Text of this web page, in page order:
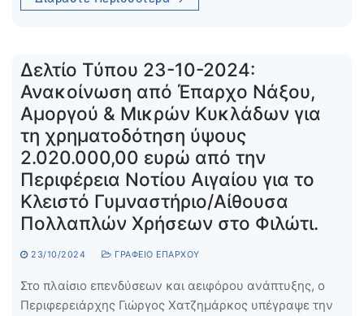
Δελτίο Τύπου 23-10-2024:
Ανακοίνωση από Έπαρχο Νάξου,
Αμοργού & Μικρών Κυκλάδων για
τη χρηματοδότηση ύψους
2.020.000,00 ευρώ από την
Περιφέρεια Νοτίου Αιγαίου για το
Κλειστό Γυμναστήριο/Αίθουσα
Πολλαπλών Χρήσεων στο Φιλώτι.
23/10/2024 ΓΡΑΦΕΊΟ ΕΠΆΡΧΟΥ
Στο πλαίσιο επενδύσεων και αειφόρου ανάπτυξης, ο
Περιφερειάρχης Γιώργος Χατζημάρκος υπέγραψε την